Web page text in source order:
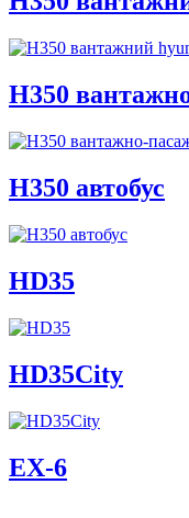
H350
H350 автобус
HD35
HD35City
ЕХ-6